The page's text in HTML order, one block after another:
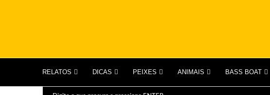
RELATOS DICAS PEIXES ANIMAIS BASS BOAT